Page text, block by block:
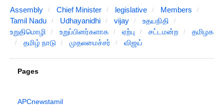
Assembly Chief Minister legislative
Members
Tamil Nadu
Udhayanidhi vijay
உதயநிதி
உறுதிமொழி
உறுப்பினர்களாக ஏற்பு சட்டமன்ற
தமிழக
தமிழ் நாடு
முதலமைச்சர் விஜய்
Pages
APCnewstamil